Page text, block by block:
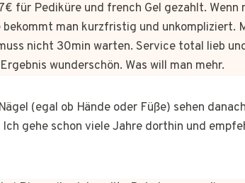
für Pediküre und french Gel gezahlt.
bekommt man kurzfristig und unkompliziert.
nicht 30min warten. Service total lieb
wunderschön. Was will man mehr.
(egal ob Hände oder Füße) sehen
gehe schon viele Jahre dorthin und